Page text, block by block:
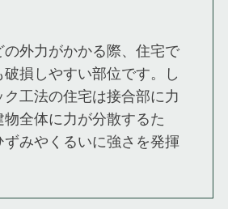
外力がかかる際、住宅で
損しやすい部位です。し
工法の住宅は接合部に力
全体に力が分散するた
みやくるいに強さを発揮